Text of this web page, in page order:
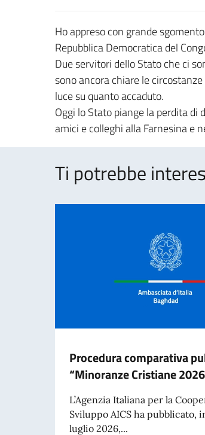
Ho appreso con grande
Repubblica Democratica del
Due servitori dello Stato che ci
sono ancora chiare le
luce su quanto accaduto.
Oggi lo Stato piange la perdita
amici e colleghi alla Farnesina e
Ti potrebbe
Procedura comparativa
“Minoranze Cristiane
L’Agenzia Italiana per la
Sviluppo AICS ha pubblicato,
luglio 2026,...